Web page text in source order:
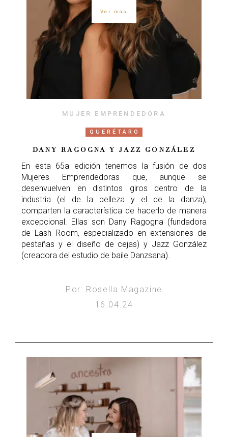
Ver más
MUJER EMPRENDEDORA
QUERÉTARO
DANY RAGOGNA Y JAZZ GONZÁLEZ
En esta 65a edición tenemos la fusión de dos
Mujeres Emprendedoras que, aunque se
desenvuelven en distintos giros dentro de la
industria (el de la belleza y el de la danza),
comparten la característica de hacerlo de manera
excepcional. Ellas son Dany Ragogna (fundadora
de Lash Room, especializado en extensiones de
pestañas y el diseño de cejas) y Jazz González
(creadora del estudio de baile Danzsana).
Por: Rosella Magazine
16.04.24